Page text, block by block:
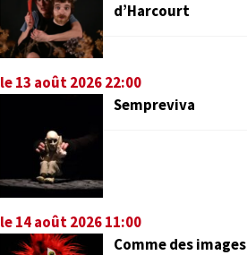
d’Harcourt
le 13 août 2026 22:00
Sempreviva
le 14 août 2026 11:00
Comme des images